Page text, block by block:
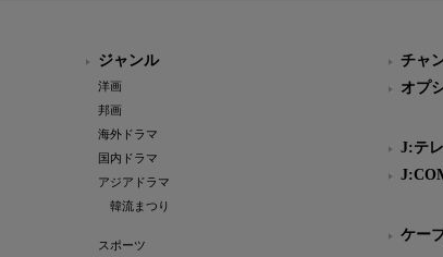
ジャンル
洋画
邦画
海外ドラマ
国内ドラマ
アジアドラマ
韓流まつり
スポーツ
チャ
オプ
J:テレ
ケー